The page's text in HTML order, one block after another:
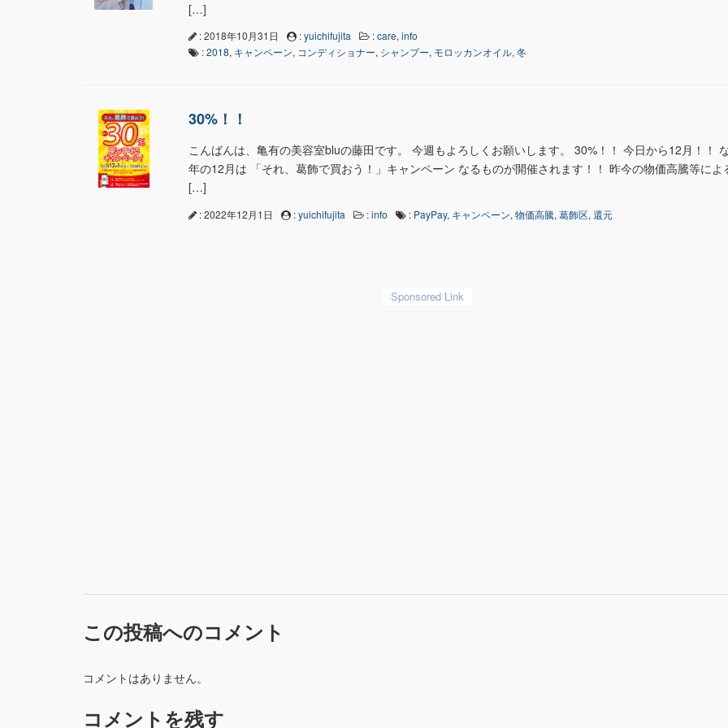
[…]
: 2018年10月31日 :yuichifujita :care,info
:2018, キャンペーン, コンディショナー, シャンプー, モロッカンオイル,冬
30%！！
こんばんは、亀有の美容室bluの藤田です。 今週もよろしくお願いします。 30%！！ 今日から12月！！
年の12月は 「それ、葛飾で買おう！」キャンペーン なるものが開催されます！！ 昨今の物価高騰等によ
[…]
: 2022年12月1日 :yuichifujita :info : PayPay, キャンペーン, 物価高騰, 葛飾区, 還元
この投稿へのコメント
コメントはありません。
コメントを残す